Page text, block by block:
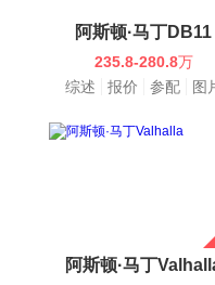
阿斯顿·马丁DB11
235.8-280.8万
综述
报价 参配 图
阿斯顿·马丁